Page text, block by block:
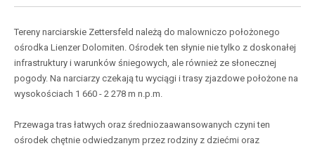
Tereny narciarskie Zettersfeld należą do malowniczo położonego
ośrodka Lienzer Dolomiten. Ośrodek ten słynie nie tylko z doskonałej
infrastruktury i warunków śniegowych, ale również ze słonecznej
pogody. Na narciarzy czekają tu wyciągi i trasy zjazdowe położone na
wysokościach 1 660 - 2 278 m n.p.m.
Przewaga tras łatwych oraz średniozaawansowanych czyni ten
ośrodek chętnie odwiedzanym przez rodziny z dziećmi oraz